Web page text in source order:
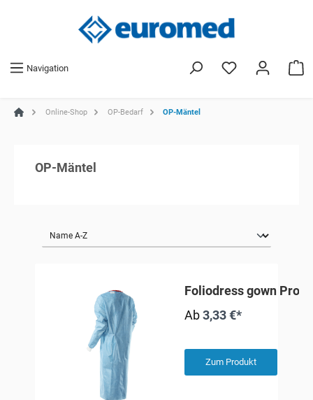
Navigation
Online-Shop OP-Bedarf OP-Mäntel
OP-Mäntel
Foliodress gown
Ab3,33 €*
Zum Produkt